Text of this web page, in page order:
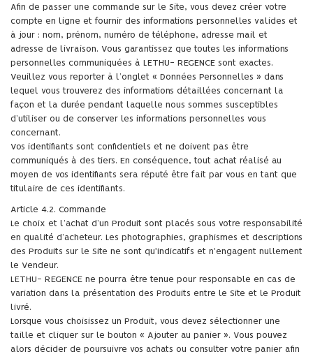
Afin de passer une commande sur le Site, vous devez créer votre
compte en ligne et fournir des informations personnelles valides et
à jour : nom, prénom, numéro de téléphone, adresse mail et
adresse de livraison. Vous garantissez que toutes les informations
personnelles communiquées à LETHU- REGENCE sont exactes.
Veuillez vous reporter à l’onglet « Données Personnelles » dans
lequel vous trouverez des informations détaillées concernant la
façon et la durée pendant laquelle nous sommes susceptibles
d’utiliser ou de conserver les informations personnelles vous
concernant.
Vos identifiants sont confidentiels et ne doivent pas être
communiqués à des tiers. En conséquence, tout achat réalisé au
moyen de vos identifiants sera réputé être fait par vous en tant que
titulaire de ces identifiants.
Article 4.2. Commande
Le choix et l’achat d’un Produit sont placés sous votre responsabilité
en qualité d’acheteur. Les photographies, graphismes et descriptions
des Produits sur le Site ne sont qu'indicatifs et n'engagent nullement
le Vendeur.
LETHU- REGENCE ne pourra être tenue pour responsable en cas de
variation dans la présentation des Produits entre le Site et le Produit
livré.
Lorsque vous choisissez un Produit, vous devez sélectionner une
taille et cliquer sur le bouton « Ajouter au panier ». Vous pouvez
alors décider de poursuivre vos achats ou consulter votre panier afin